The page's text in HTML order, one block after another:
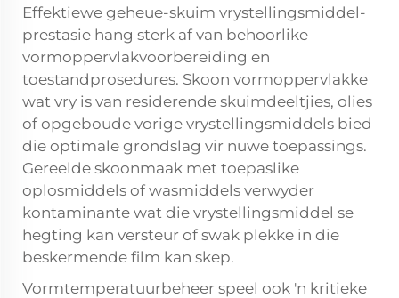
Effektiewe geheue-skuim vrystellingsmiddel-
prestasie hang sterk af van behoorlike
vormoppervlakvoorbereiding en
toestandprosedures. Skoon vormoppervlakke
wat vry is van residerende skuimdeeltjies, olies
of opgeboude vorige vrystellingsmiddels bied
die optimale grondslag vir nuwe toepassings.
Gereelde skoonmaak met toepaslike
oplosmiddels of wasmiddels verwyder
kontaminante wat die vrystellingsmiddel se
hegting kan versteur of swak plekke in die
beskermende film kan skep.
Vormtemperatuurbeheer speel ook 'n kritieke